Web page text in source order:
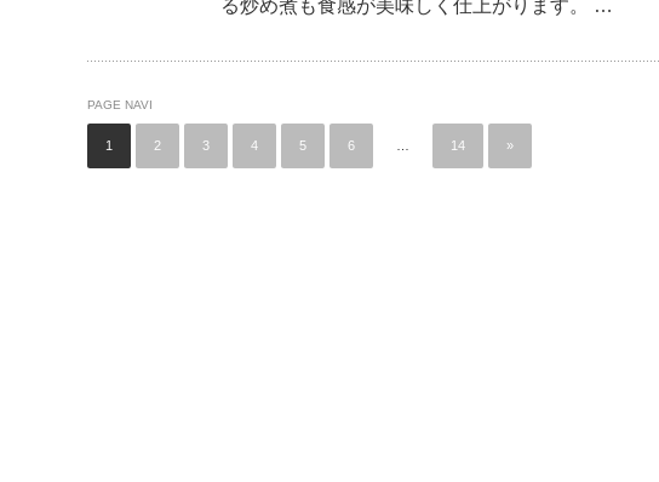
る炒め煮も食感が美味しく仕上がります。 …
PAGE NAVI
1 2 3 4 5 6 14 »